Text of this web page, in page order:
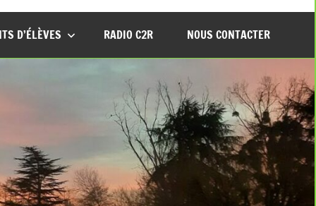
D’ÉLÈVES RADIO C2R NOUS CONTACTER